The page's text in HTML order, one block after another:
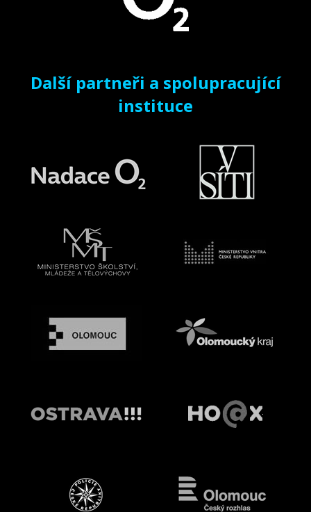
Další partneři a spolupracující
instituce